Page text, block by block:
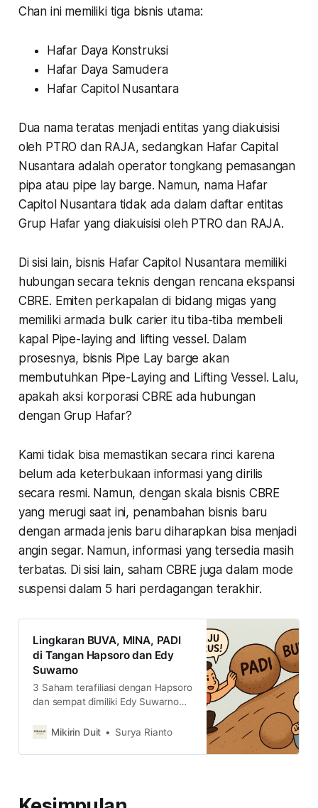
Chan ini memiliki tiga bisnis utama:
Hafar Daya Konstruksi
Hafar Daya Samudera
Hafar Capitol Nusantara
Dua nama teratas menjadi entitas yang diakuisisi
oleh PTRO dan RAJA, sedangkan Hafar Capital
Nusantara adalah operator tongkang pemasangan
pipa atau pipe lay barge. Namun, nama Hafar
Capitol Nusantara tidak ada dalam daftar entitas
Grup Hafar yang diakuisisi oleh PTRO dan RAJA.
Di sisi lain, bisnis Hafar Capitol Nusantara memiliki
hubungan secara teknis dengan rencana ekspansi
CBRE. Emiten perkapalan di bidang migas yang
memiliki armada bulk carier itu tiba-tiba membeli
kapal Pipe-laying and lifting vessel. Dalam
prosesnya, bisnis Pipe Lay barge akan
membutuhkan Pipe-Laying and Lifting Vessel. Lalu,
apakah aksi korporasi CBRE ada hubungan
dengan Grup Hafar?
Kami tidak bisa memastikan secara rinci karena
belum ada keterbukaan informasi yang dirilis
secara resmi. Namun, dengan skala bisnis CBRE
yang merugi saat ini, penambahan bisnis baru
dengan armada jenis baru diharapkan bisa menjadi
angin segar. Namun, informasi yang tersedia masih
terbatas. Di sisi lain, saham CBRE juga dalam mode
suspensi dalam 5 hari perdagangan terakhir.
Lingkaran BUVA, MINA, PADI
di Tangan Hapsoro dan Edy
Suwarno
3 Saham terafiliasi dengan Hapsoro
dan sempat dimiliki Edy Suwarno
ditotal dengan perkiraan dari kami
estimasi total dana yang dihimpun
Mikirin Duit Surya Rianto